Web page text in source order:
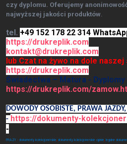
czy dyplomu. Oferujemy
najwyższej jakości produktów.
tel. +49 152 178 22 314
https://drukreplik.com
kontakt@drukreplik.com
lub Czat na żywo na dole
https://drukreplik.com
Świadectwa – Matura - Dyplomy
https://drukreplik.com/
DOWODY OSOBISTE, PRAWA
- https://dokumenty-
-
FRAZY - dokumenty kolekcjonerskie, dokumenty kolekcjonerskie opinie, legalne